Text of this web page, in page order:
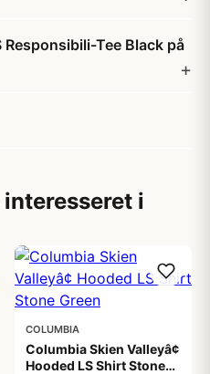
Tee Black på
interesseret i
COLUMBIA
Columbia Skien Valleyâ¢
Hooded LS Shirt Stone